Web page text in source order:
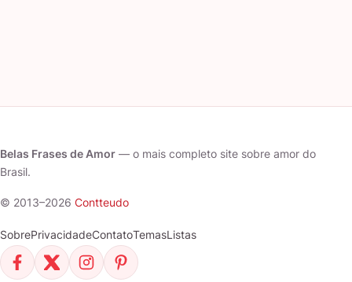
Belas Frases de Amor — o mais completo site sobre amor do
Brasil.
© 2013–2026 Contteudo
SobrePrivacidadeContatoTemasListas